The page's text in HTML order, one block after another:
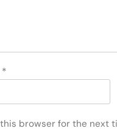
*
browser for the next